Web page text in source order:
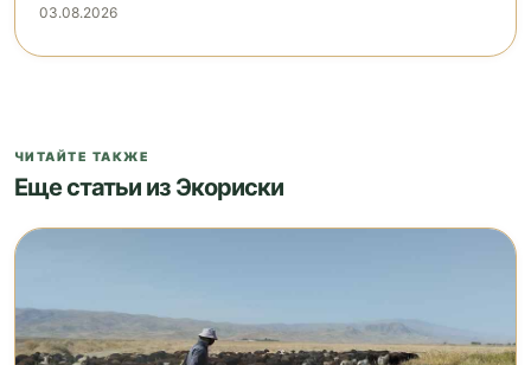
03.08.2026
ЧИТАЙТЕ ТАКЖЕ
Еще статьи из Экориски